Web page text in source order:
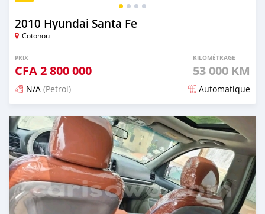
2010 Hyundai Santa Fe
Cotonou
PRIX
CFA2 800 000
KILOMÉTRAGE
53 000 KM
N/A (Petrol) Automatique
Publié il y a 5 mois